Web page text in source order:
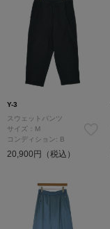
Y-3
スウェットパンツ
サイズ：M
コンディション: B
20,900円（税込）